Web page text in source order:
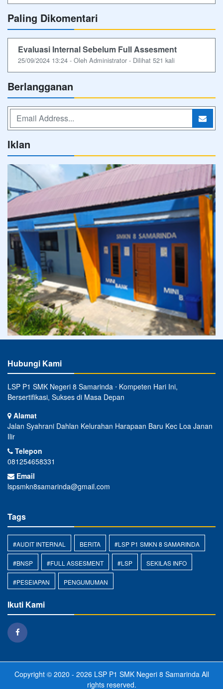
Paling Dikomentari
Evaluasi Internal Sebelum Full Assesment
25/09/2024 13:24 - Oleh Administrator - Dilihat 521 kali
Berlangganan
Iklan
Hubungi Kami
LSP P1 SMK Negeri 8 Samarinda ⋅ Kompeten Hari Ini,
Bersertifikasi, Sukses di Masa Depan
Alamat
Jalan Syahrani Dahlan Kelurahan Harapaan Baru Kec Loa Janan
Ilir
Telepon
081254658331
Email
lspsmkn8samarinda@gmail.com
Tags
#AUDIT INTERNAL BERITA #LSP P1 SMKN 8 SAMARINDA
#BNSP #FULL ASSESMENT #LSP SEKILAS INFO
#PESEIAPAN PENGUMUMAN
Ikuti Kami
Copyright © 2020 - 2026 LSP P1 SMK Negeri 8 Samarinda All
rights reserved.